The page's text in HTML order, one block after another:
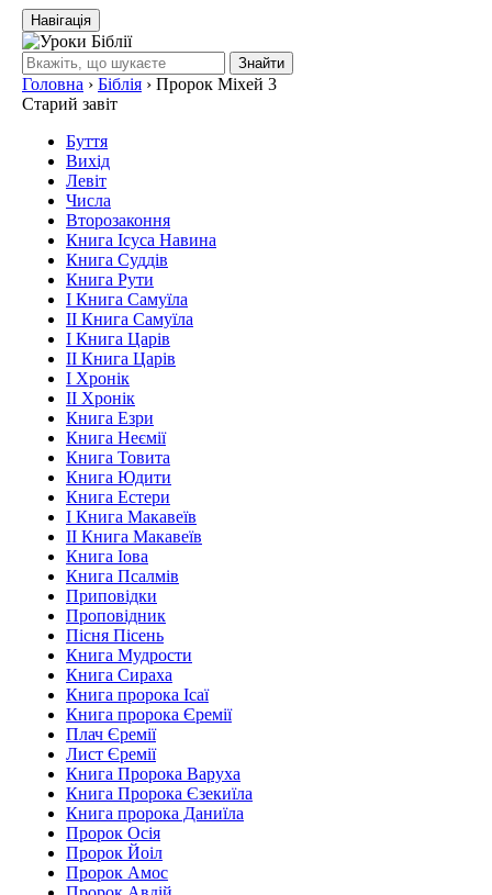
Навігація
Знайти
Головна › Біблія › Пророк Міхей 3
Старий завіт
Буття
Вихід
Левіт
Числа
Второзаконня
Книга Ісуса Навина
Книга Суддів
Книга Рути
І Книга Самуїла
ІІ Книга Самуїла
І Книга Царів
ІІ Книга Царів
І Хронік
ІІ Хронік
Книга Езри
Книга Неємії
Книга Товита
Книга Юдити
Книга Естери
І Книга Макавеїв
ІІ Книга Макавеїв
Книга Іова
Книга Псалмів
Приповідки
Проповідник
Пісня Пісень
Книга Мудрости
Книга Сираха
Книга пророка Ісаї
Книга пророка Єремії
Плач Єремії
Лист Єремії
Книга Пророка Варуха
Книга Пророка Єзекиїла
Книга пророка Даниїла
Пророк Осія
Пророк Йоіл
Пророк Амос